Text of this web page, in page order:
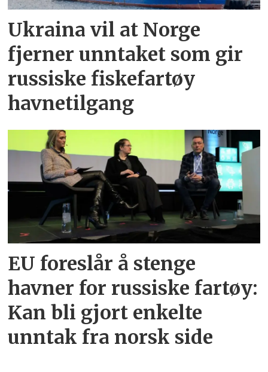
Ukraina vil at Norge
fjerner unntaket som gir
russiske fiskefartøy
havnetilgang
EU foreslår å stenge
havner for russiske fartøy:
Kan bli gjort enkelte
unntak fra norsk side